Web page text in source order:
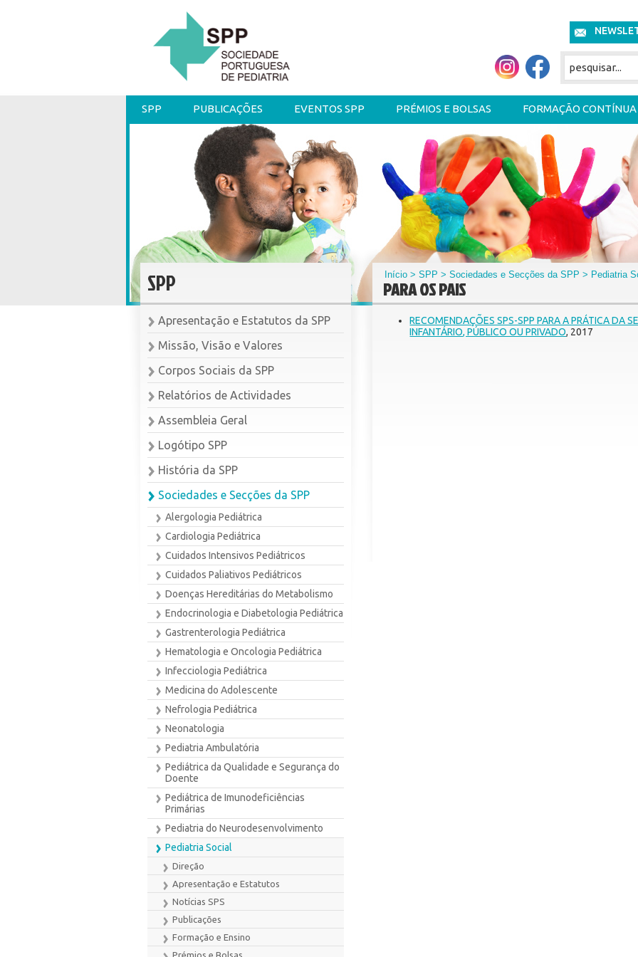
SPP PUBLICAÇÕES EVENTOS SPP PRÉMIOS E BOLSAS FORMAÇÃO CONTÍNUA
SPP
Apresentação e Estatutos da SPP
Missão, Visão e Valores
Corpos Sociais da SPP
Relatórios de Actividades
Assembleia Geral
Logótipo SPP
História da SPP
Sociedades e Secções da SPP
Alergologia Pediátrica
Cardiologia Pediátrica
Cuidados Intensivos Pediátricos
Cuidados Paliativos Pediátricos
Doenças Hereditárias do Metabolismo
Endocrinologia e Diabetologia Pediátrica
Gastrenterologia Pediátrica
Hematologia e Oncologia Pediátrica
Infecciologia Pediátrica
Medicina do Adolescente
Nefrologia Pediátrica
Neonatologia
Pediatria Ambulatória
Pediátrica da Qualidade e Segurança do
Doente
Pediátrica de Imunodeficiências
Primárias
Pediatria do Neurodesenvolvimento
Pediatria Social
Direção
Apresentação e Estatutos
Notícias SPS
Publicações
Formação e Ensino
Prémios e Bolsas
Início >SPP >Sociedades e Secções da SPP > Pediatria
PARA OS PAIS
RECOMENDAÇÕES SPS-SPP PARA A PRÁTICA DA
INFANTÁRIO, PÚBLICO OU PRIVADO, 2017